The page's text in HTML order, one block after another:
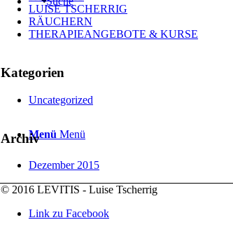
Menü Menü
LUISE TSCHERRIG
RÄUCHERN
THERAPIEANGEBOTE & KURSE
Kategorien
Uncategorized
Archiv
Dezember 2015
© 2016 LEVITIS - Luise Tscherrig
Link zu Facebook